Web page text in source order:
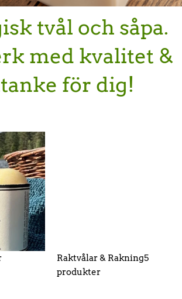
tvål och såpa.
med kvalitet &
för dig!
Raktvålar & Rakning5
produkter